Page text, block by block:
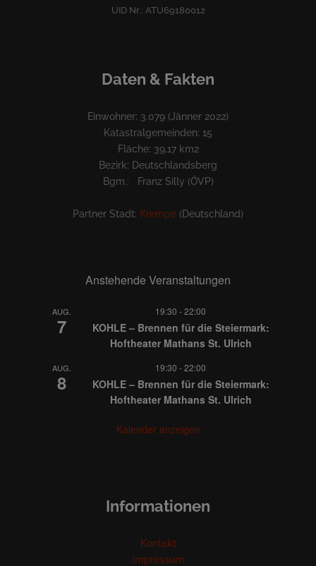
UID Nr.: ATU69180012
Daten & Fakten
Einwohner: 3.079 (Jänner 2022)
Katastralgemeinden: 15
Fläche: 39,17 km2
Bezirk: Deutschlandsberg
Bgm.: Franz Silly (ÖVP)
Partner Stadt: Krempe (Deutschland)
Anstehende Veranstaltungen
AUG.
7
19:30 -22:00
KOHLE – Brennen für die Steiermark:
Hoftheater Mathans St. Ulrich
AUG.
8
19:30 -22:00
KOHLE – Brennen für die Steiermark:
Hoftheater Mathans St. Ulrich
Kalender anzeigen
Informationen
Kontakt
Impressum